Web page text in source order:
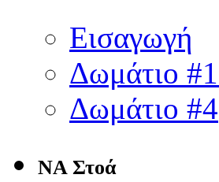
Εισαγωγή
Δωμάτιο
Δωμάτιο #4
ΝΑ Στοά